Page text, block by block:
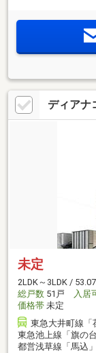
ディア
未定
2LDK～3LDK /
総戸数 51戸 入居
価格帯 未定
東急大井町線「
東急池上線「旗の
都営浅草線「馬込